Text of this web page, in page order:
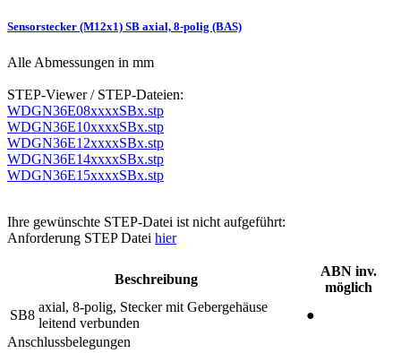
Sensorstecker (M12x1) SB axial, 8-polig (BAS)
Alle Abmessungen in mm
STEP-Viewer / STEP-Dateien:
WDGN36E08xxxxSBx.stp
WDGN36E10xxxxSBx.stp
WDGN36E12xxxxSBx.stp
WDGN36E14xxxxSBx.stp
WDGN36E15xxxxSBx.stp
Ihre gewünschte STEP-Datei ist nicht aufgeführt:
Anforderung STEP Datei hier
Beschreibung
ABN inv.
möglich
SB8
axial, 8-polig, Stecker mit Gebergehäuse
leitend verbunden
●
Anschlussbelegungen